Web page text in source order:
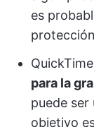
es
para la
puede ser
objetivo